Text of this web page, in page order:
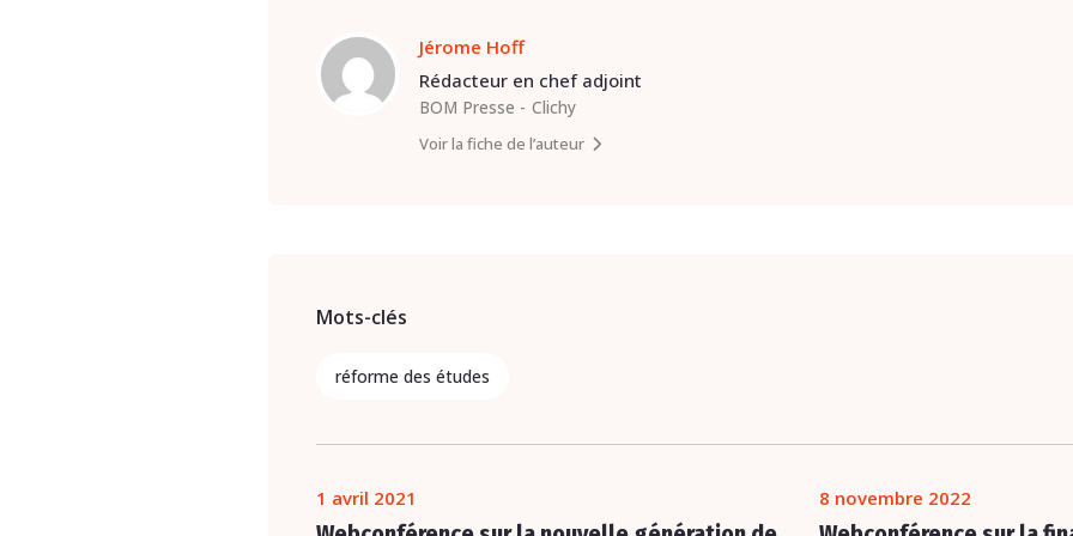
Jérome Hoff
Rédacteur en chef adjoint
BOM Presse
Clichy
Voir la fiche de l’auteur
Mots-clés
réforme des études
1 avril 2021 8 novembre 2022